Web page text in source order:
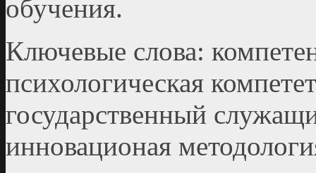
обучения.
Ключевые слова:
психологическая
государственный
инновационая